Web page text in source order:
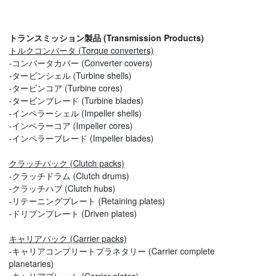
トランスミッション製品 (Transmission Products)
トルクコンバータ (Torque converters)
-コンバータカバー (Converter covers)
-タービンシェル (Turbine shells)
-タービンコア (Turbine cores)
-タービンブレード (Turbine blades)
-インペラーシェル (Impeller shells)
-インペラーコア (Impeller cores)
-インペラーブレード (Impeller blades)
クラッチパック (Clutch packs)
-クラッチドラム (Clutch drums)
-クラッチハブ (Clutch hubs)
-リテーニングプレート (Retaining plates)
-ドリブンプレート (Driven plates)
キャリアパック (Carrier packs)
-キャリアコンプリートプラネタリー (Carrier complete
planetaries)